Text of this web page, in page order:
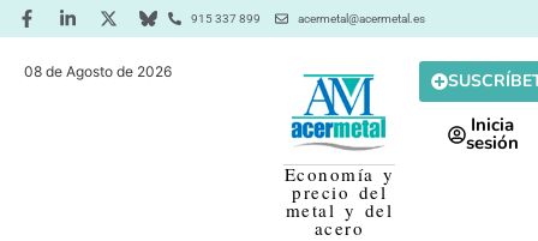
915 337 899 acermetal@acermetal.es
08 de Agosto de 2026
Economía y
precio del
metal y del
acero
Inicia
sesión